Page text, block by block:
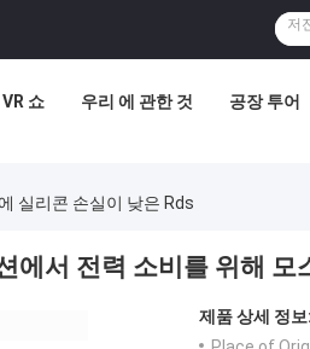
VR 쇼 우리 에 관한 것 공장 투어
실리콘 손실이 낮은 Rds
에서 전력 소비를 위해 모
제품 상세 정보: